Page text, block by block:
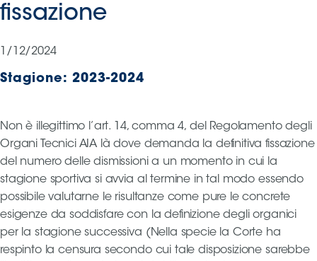
Femminile
del
Shop
partner
delle
nazionali
Assicurazione
Cerca
fissazione
1/12/2024
Stagione: 2023-2024
Non è illegittimo l’art. 14, comma 4, del Regolamento degli
Organi Tecnici AIA là dove demanda la definitiva fissazione
del numero delle dismissioni a un momento in cui la
stagione sportiva si avvia al termine in tal modo essendo
possibile valutarne le risultanze come pure le concrete
esigenze da soddisfare con la definizione degli organici
per la stagione successiva (Nella specie la Corte ha
respinto la censura secondo cui tale disposizione sarebbe